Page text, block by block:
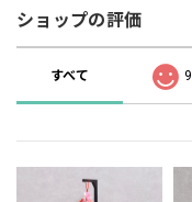
ショップの評価
すべて